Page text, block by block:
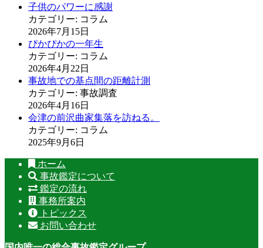
子供のパワーに感謝
カテゴリー: コラム
2026年7月15日
ぴかぴかの一年生
カテゴリー: コラム
2026年4月22日
事故地での基点間の距離計測
カテゴリー: 事故調査
2026年4月16日
会津の前沢曲家集落を訪ねる。
カテゴリー: コラム
2025年9月6日
ホーム
事故鑑定について
鑑定の流れ
事務所案内
トピックス
お問い合わせ